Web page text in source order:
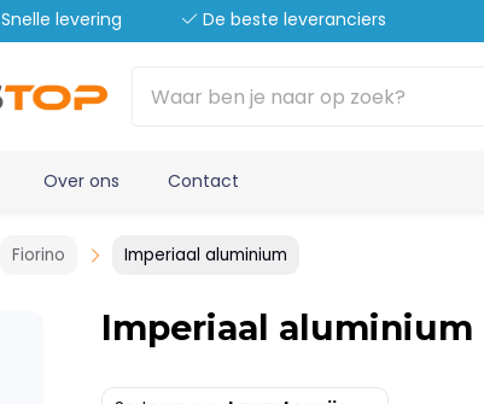
Snelle levering De beste leveranciers
Over ons Contact
Fiorino Imperiaal aluminium
Imperiaal aluminium